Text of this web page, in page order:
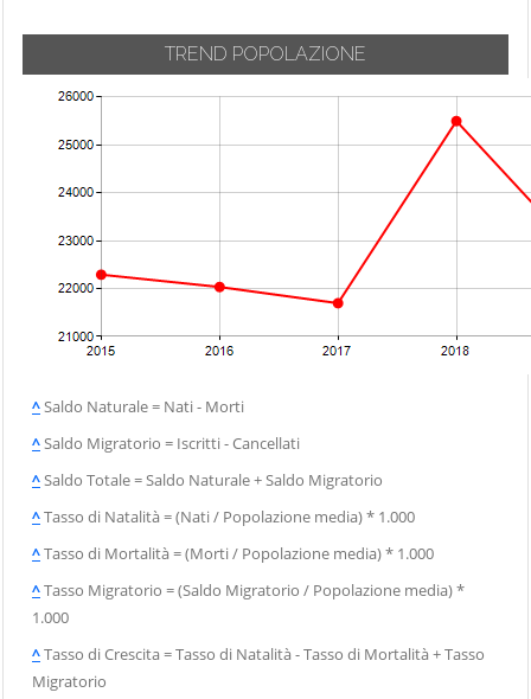
TREND POPOLAZIONE
^Saldo Naturale = Nati - Morti
^Saldo Migratorio = Iscritti - Cancellati
^Saldo Totale = Saldo Naturale + Saldo Migratorio
^Tasso di Natalità = (Nati / Popolazione media) * 1.000
^Tasso di Mortalità = (Morti / Popolazione media) * 1.000
^Tasso Migratorio = (Saldo Migratorio / Popolazione media) *
1.000
^Tasso di Crescita = Tasso di Natalità - Tasso di Mortalità + Tasso
Migratorio